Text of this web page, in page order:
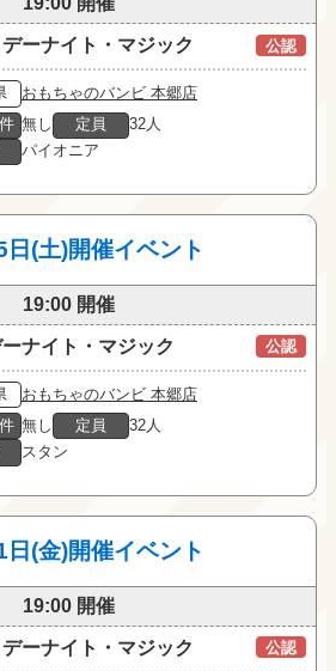
ーナイト・マジック 公認
おもちゃのバンビ 本郷店
無し 定員
32人
パイオニア
日(土)開催イベント
19:00 開催
ナイト・マジック 公認
おもちゃのバンビ 本郷店
無し 定員
32人
スタン
日(金)開催イベント
19:00 開催
ーナイト・マジック 公認